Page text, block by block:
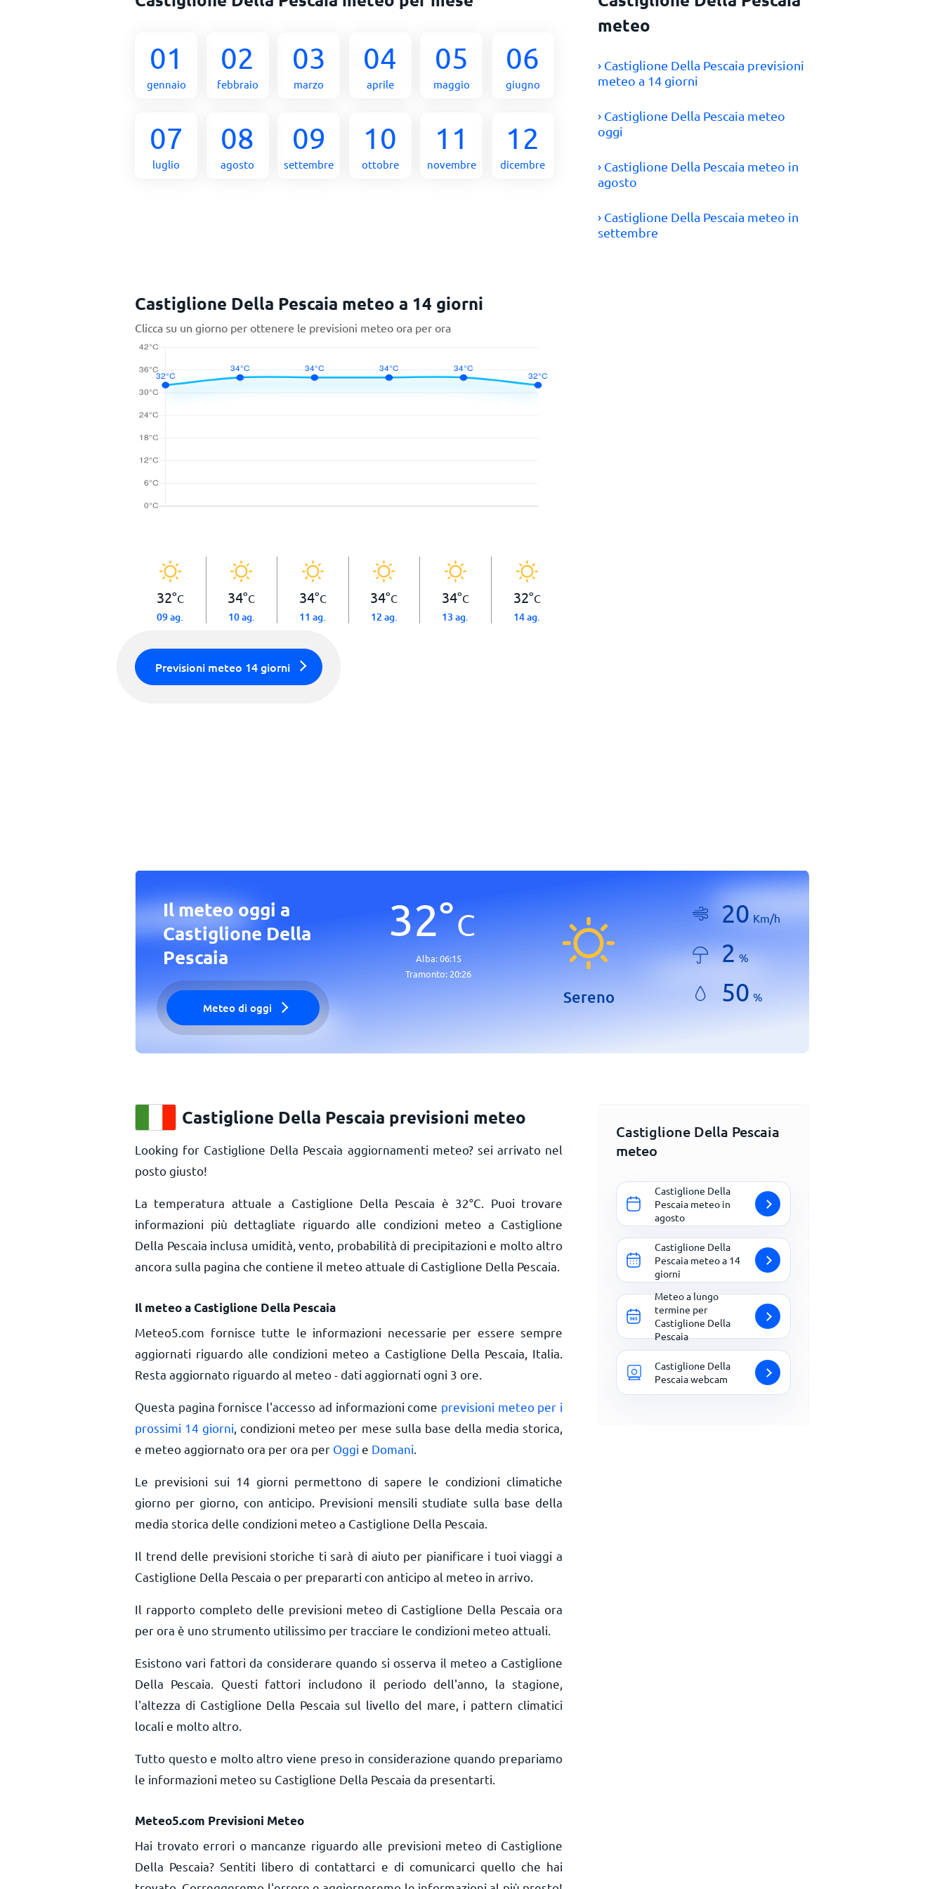
01
gennaio
02
febbraio
03
marzo
04
aprile
05
maggio
06
giugno
07
luglio
08
agosto
09
settembre
10
ottobre
11
novembre
12
dicembre
meteo
› Castiglione Della Pescaia previsioni
meteo a 14 giorni
› Castiglione Della Pescaia meteo
oggi
› Castiglione Della Pescaia meteo in
agosto
› Castiglione Della Pescaia meteo in
settembre
Castiglione Della Pescaia meteo a 14 giorni
Clicca su un giorno per ottenere le previsioni meteo ora per ora
32°C
09 ag.
34°C
10 ag.
34°C
11 ag.
34°C
12 ag.
34°C
13 ag.
32°C
14 ag.
Previsioni meteo 14 giorni
Il meteo oggi a
Castiglione Della
Pescaia
Meteo di oggi
32°C
Alba:06:15
Tramonto: 20:26
Sereno
20 Km/h
2 %
50 %
Castiglione Della Pescaia previsioni meteo
Looking for Castiglione Della Pescaia aggiornamenti meteo? sei arrivato nel
posto giusto!
La temperatura attuale a Castiglione Della Pescaia è 32°C . Puoi trovare
informazioni più dettagliate riguardo alle condizioni meteo a Castiglione
Della Pescaia inclusa umidità, vento, probabilità di precipitazioni e molto altro
ancora sulla pagina che contiene il meteo attuale di Castiglione Della Pescaia.
Il meteo a Castiglione Della Pescaia
Meteo5.com fornisce tutte le informazioni necessarie per essere sempre
aggiornati riguardo alle condizioni meteo a Castiglione Della Pescaia, Italia.
Resta aggiornato riguardo al meteo - dati aggiornati ogni 3 ore.
Questa pagina fornisce l'accesso ad informazioni come previsioni meteo per i
prossimi 14 giorni , condizioni meteo per mese sulla base della media storica,
e meteo aggiornato ora per ora per Oggi e Domani
Le previsioni sui 14 giorni permettono di sapere le condizioni climatiche
giorno per giorno, con anticipo. Previsioni mensili studiate sulla base della
media storica delle condizioni meteo a Castiglione Della Pescaia.
Il trend delle previsioni storiche ti sarà di aiuto per pianificare i tuoi viaggi a
Castiglione Della Pescaia o per prepararti con anticipo al meteo in arrivo.
Il rapporto completo delle previsioni meteo di Castiglione Della Pescaia ora
per ora è uno strumento utilissimo per tracciare le condizioni meteo attuali.
Esistono vari fattori da considerare quando si osserva il meteo a Castiglione
Della Pescaia. Questi fattori includono il periodo dell'anno, la stagione,
l'altezza di Castiglione Della Pescaia sul livello del mare, i pattern climatici
locali e molto altro.
Tutto questo e molto altro viene preso in considerazione quando prepariamo
le informazioni meteo su Castiglione Della Pescaia da presentarti.
Meteo5.com Previsioni Meteo
Hai trovato errori o mancanze riguardo alle previsioni meteo di Castiglione
Della Pescaia? Sentiti libero di contattarci e di comunicarci quello che hai
Castiglione Della Pescaia
meteo
Castiglione Della
Pescaia meteo in
agosto
Castiglione Della
Pescaia meteo a 14
giorni
Meteo a lungo
termine per
Castiglione Della
Pescaia
Castiglione Della
Pescaia webcam